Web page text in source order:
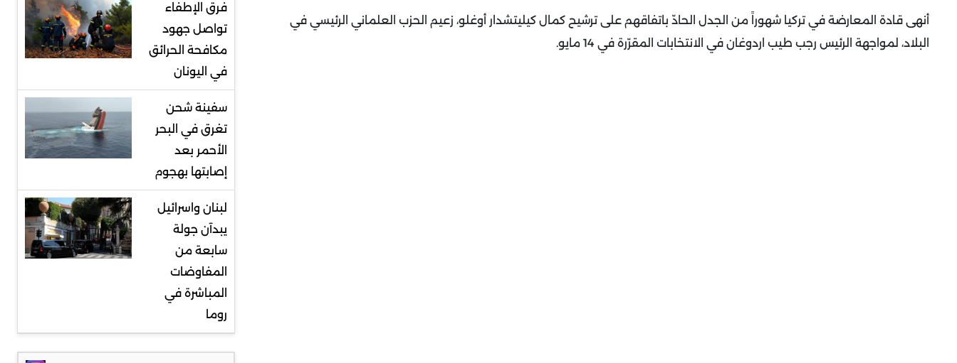
أنهى قادة المعارضة في تركيا شهوراً من الجدل الحادّ باتفاقهم على ترشيح كمال كيليتشدار أوغلو، زعيم الحزب العلماني الرئيسي في
البلاد، لمواجهة الرئيس رجب طيب اردوغان في الانتخابات المقرّرة في 14 مايو.
فرق الإطفاء
تواصل جهود
مكافحة الحرائق
في اليونان
سفينة شحن
تغرق في البحر
الأحمر بعد
إصابتها بهجوم
لبنان واسرائيل
يبدآن جولة
سابعة من
المفاوضات
المباشرة في
روما